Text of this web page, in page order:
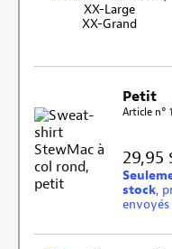
XX-Grand
Petit
Article n°
29,95
stock,
envoyés